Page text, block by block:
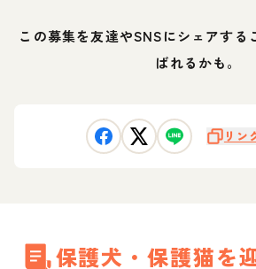
この募集を友達やSNSにシェアする
ばれるかも。
リン
保護犬・保護猫を